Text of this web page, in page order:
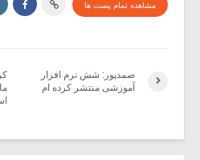
مشاهده تمام پست ها
صمدپور: شش نرم افزار
آموزشى منتشر کرده ام